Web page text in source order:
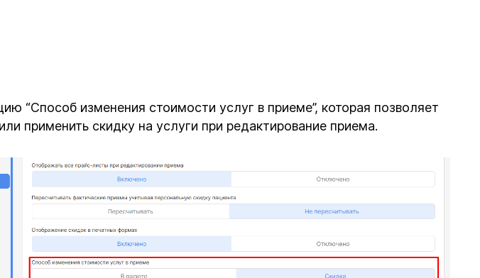
“Способ изменения стоимости услуг в приеме”, которая позволяет
применить скидку на услуги при редактирование приема.